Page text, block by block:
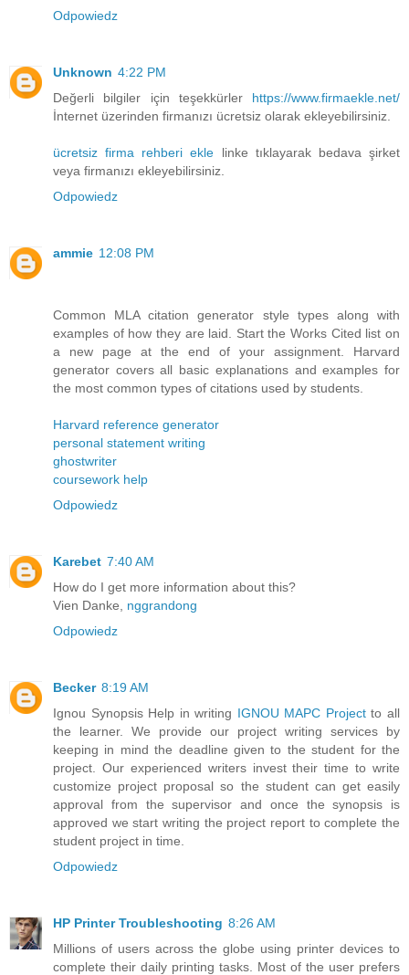
Odpowiedz
Unknown 4:22 PM
Değerli bilgiler için teşekkürler https://www.firmaekle.net/
İnternet üzerinden firmanızı ücretsiz olarak ekleyebilirsiniz.
ücretsiz firma rehberi ekle linke tıklayarak bedava şirket
veya firmanızı ekleyebilirsiniz.
Odpowiedz
ammie 12:08 PM
Common MLA citation generator style types along with
examples of how they are laid. Start the Works Cited list on
a new page at the end of your assignment. Harvard
generator covers all basic explanations and examples for
the most common types of citations used by students.
Harvard reference generator
personal statement writing
ghostwriter
coursework help
Odpowiedz
Karebet 7:40 AM
How do I get more information about this?
Vien Danke, nggrandong
Odpowiedz
Becker 8:19 AM
Ignou Synopsis Help in writing IGNOU MAPC Projectto all
the learner. We provide our project writing services by
keeping in mind the deadline given to the student for the
project. Our experienced writers invest their time to write
customize project proposal so the student can get easily
approval from the supervisor and once the synopsis is
approved we start writing the project report to complete the
student project in time.
Odpowiedz
HP Printer Troubleshooting 8:26 AM
Millions of users across the globe using printer devices to
complete their daily printing tasks. Most of the user prefers